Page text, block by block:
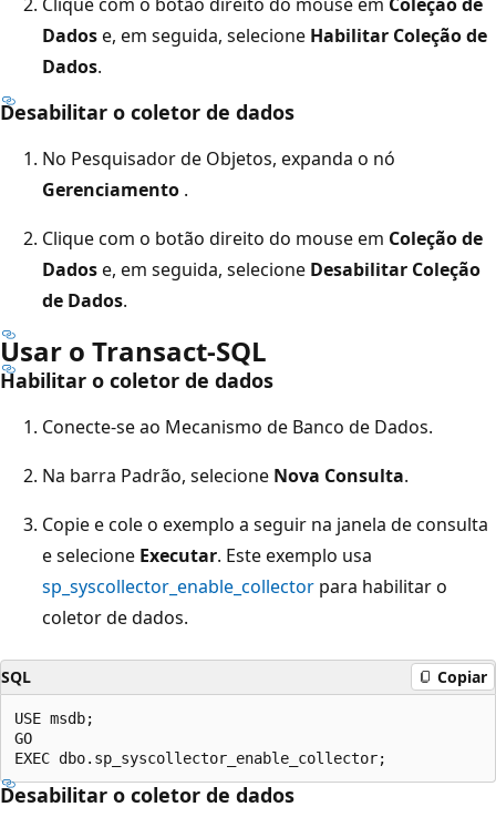
Dadose, em seguida, selecione Habilitar Coleção de
Dados.
Desabilitar o coletor de dados
No Pesquisador de Objetos, expanda o nó
Gerenciamento .
Clique com o botão direito do mouse em Coleção de
Dadose, em seguida, selecione Desabilitar Coleção
de Dados.
Usar o Transact-SQL
Habilitar o coletor de dados
Conecte-se ao Mecanismo de Banco de Dados.
Na barra Padrão, selecione Nova Consulta.
Copie e cole o exemplo a seguir na janela de consulta
e selecione Executar. Este exemplo usa
sp_syscollector_enable_collector para habilitar o
coletor de dados.
SQL Copiar
USE msdb;
GO
Desabilitar o coletor de dados